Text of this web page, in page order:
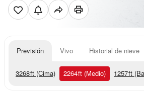
Previsión Vivo Historial de nieve
3268ft (Cima) 2264ft (Medio) 1257ft